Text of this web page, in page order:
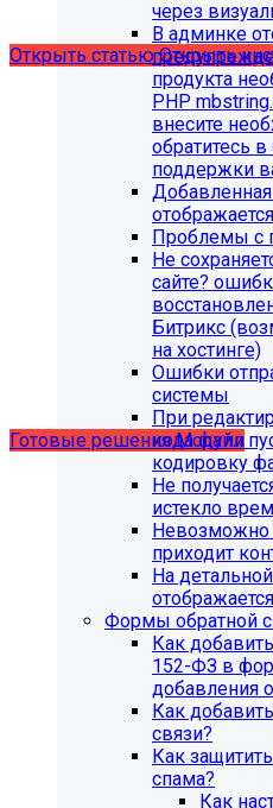
Открыть статьюОткрыть
Учебные курсы
по работе с готовыми
размещены в разделе
Готовые решенияМодули
Инструкция по
через
В админке
продукта
PHP
внесите
обратитесь
поддержки
Добавленная
Проблемы с
Не
сайте?
Битрикс
на хостинге)
Ошибки
системы
При
кода файл
кодировку
Не
истекло
Невозможно
приходит
На
Формы обратной
Как
152-ФЗ в
добавления
Как
связи?
Как
спама?
Как